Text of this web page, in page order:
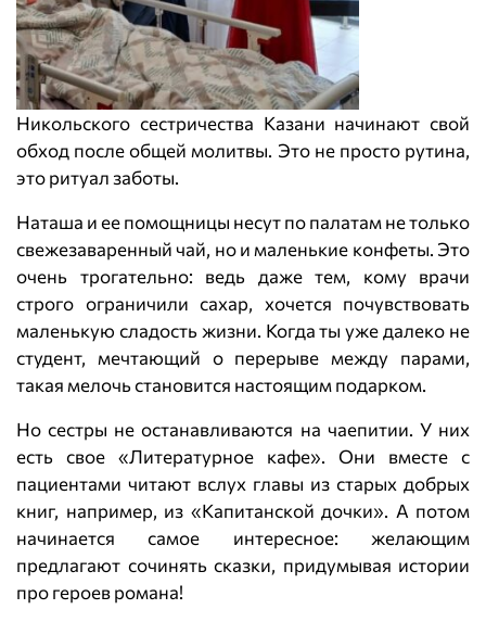
Никольского сестричества Казани начинают свой
обход после общей молитвы. Это не просто рутина,
это ритуал заботы.
Наташа и ее помощницы несут по палатам не только
свежезаваренный чай, но и маленькие конфеты. Это
очень трогательно: ведь даже тем, кому врачи
строго ограничили сахар, хочется почувствовать
маленькую сладость жизни. Когда ты уже далеко не
студент, мечтающий о перерыве между парами,
такая мелочь становится настоящим подарком.
Но сестры не останавливаются на чаепитии. У них
есть свое «Литературное кафе». Они вместе с
пациентами читают вслух главы из старых добрых
книг, например, из «Капитанской дочки». А потом
начинается самое интересное: желающим
предлагают сочинять сказки, придумывая истории
про героев романа!